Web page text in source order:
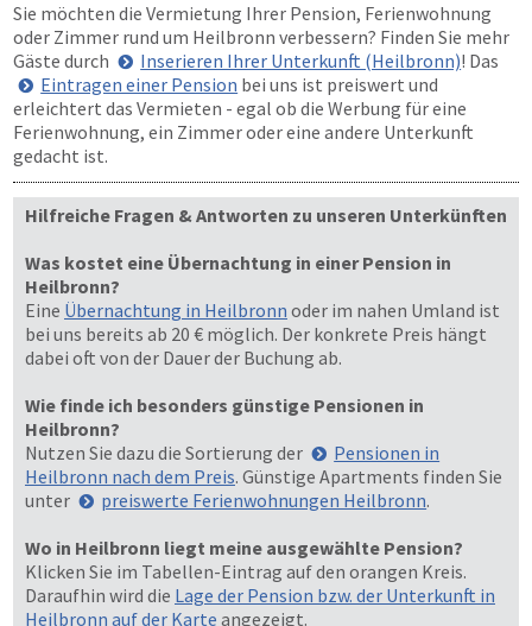
Sie möchten die Vermietung Ihrer Pension, Ferienwohnung
oder Zimmer rund um Heilbronn verbessern? Finden Sie mehr
Gäste durch
Inserieren Ihrer Unterkunft (Heilbronn)! Das
Eintragen einer Pension bei uns ist preiswert und
erleichtert das Vermieten - egal ob die Werbung für eine
Ferienwohnung, ein Zimmer oder eine andere Unterkunft
gedacht ist.
Hilfreiche Fragen & Antworten zu unseren Unterkünften
Was kostet eine Übernachtung in einer Pension in
Heilbronn?
Eine Übernachtung in Heilbronn oder im nahen Umland ist
bei uns bereits ab 20 € möglich. Der konkrete Preis hängt
dabei oft von der Dauer der Buchung ab.
Wie finde ich besonders günstige Pensionen in
Heilbronn?
Nutzen Sie dazu die Sortierung der
Pensionen in
Heilbronn nach dem Preis. Günstige Apartments finden Sie
unter
preiswerte Ferienwohnungen Heilbronn.
Wo in Heilbronn liegt meine ausgewählte Pension?
Klicken Sie im Tabellen-Eintrag auf den orangen Kreis.
Daraufhin wird die Lage der Pension bzw. der Unterkunft in
Heilbronn auf der Karte angezeigt.